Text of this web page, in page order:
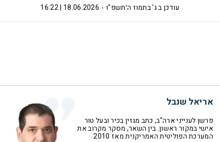
ג' בתמוז ה׳תשפ"ו 18.06.2026 | 16:22 עודכן ב
אריאל שנבל
פרשן לענייני ארה"ב, כתב מגזין בכיר ובעל טור
אישי במקור ראשון. בין השאר, מסקר מקרוב את
המערכת הפוליטית האמריקנית מאז 2010